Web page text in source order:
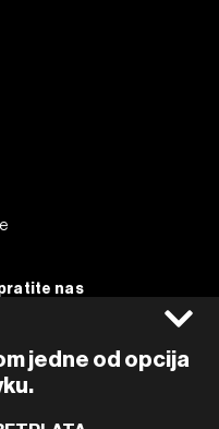
jedne od opcija
nas